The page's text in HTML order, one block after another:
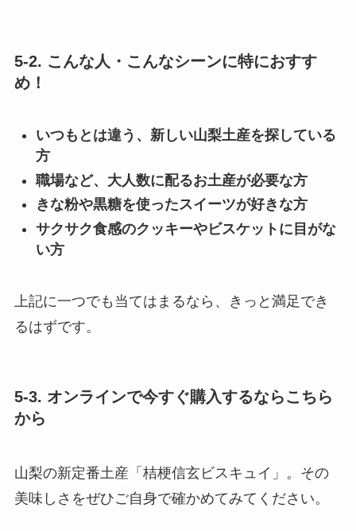
5-2. こんな人・こんなシーンに特におすす
め！
いつもとは違う、新しい山梨土産を探している
方
職場など、大人数に配るお土産が必要な方
きな粉や黒糖を使ったスイーツが好きな方
サクサク食感のクッキーやビスケットに目がな
い方
上記に一つでも当てはまるなら、きっと満足でき
るはずです。
5-3. オンラインで今すぐ購入するならこちら
から
山梨の新定番土産「桔梗信玄ビスキュイ」。その
美味しさをぜひご自身で確かめてみてください。